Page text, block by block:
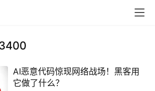
AI恶意代码惊现网络战场！黑客用
它做了什么？